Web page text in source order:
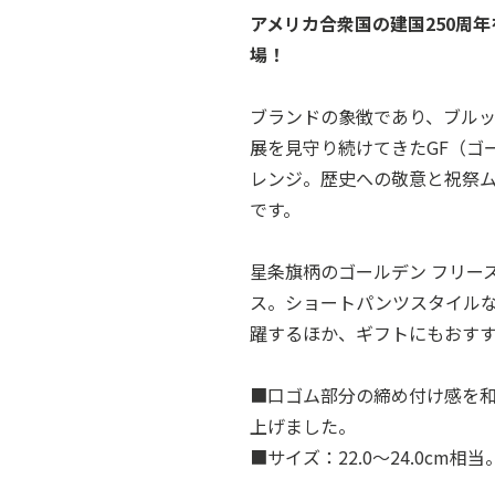
アメリカ合衆国の建国250周
場！
ブランドの象徴であり、ブル
展を見守り続けてきたGF（
レンジ。歴史への敬意と祝祭
です。
星条旗柄のゴールデン フリー
ス。ショートパンツスタイル
躍するほか、ギフトにもおす
■口ゴム部分の締め付け感を
上げました。
■サイズ：22.0～24.0cm相当